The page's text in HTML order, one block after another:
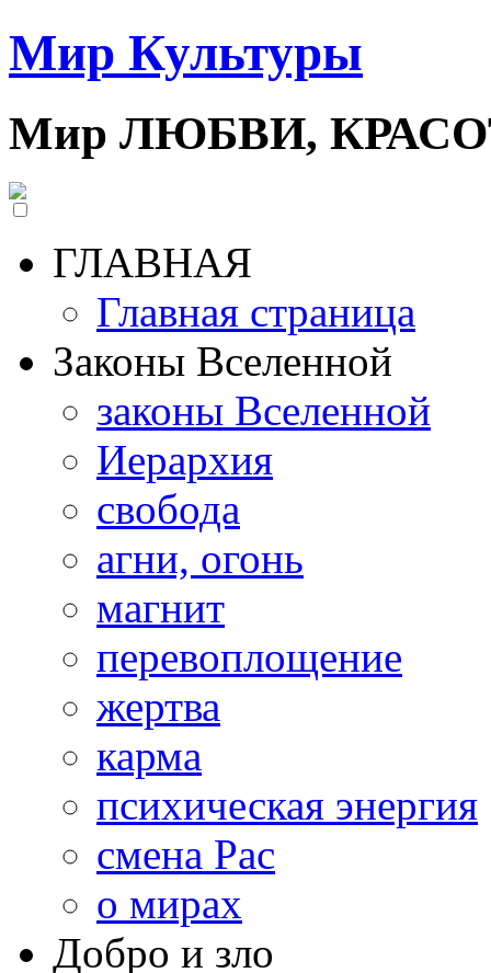
Мир Культуры
Мир ЛЮБВИ,
ГЛАВНАЯ
Главная страница
Законы Вселенной
законы Вселенной
Иерархия
свобода
агни, огонь
магнит
перевоплощение
жертва
карма
психическая энергия
смена Рас
о мирах
Добро и зло